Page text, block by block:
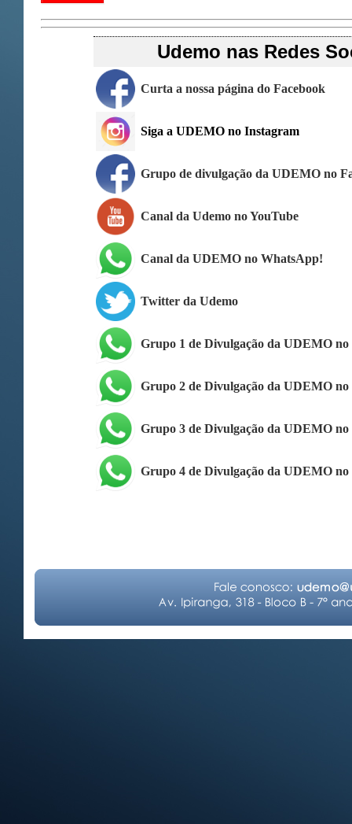
Udemo nas Redes
Curta a nossa página do Facebook
Siga a UDEMO no Instagram
Grupo de divulgação da UDEMO no
Canal da Udemo no YouTube
Canal da UDEMO no WhatsApp!
Twitter da Udemo
Grupo 1 de Divulgação da UDEMO
Grupo 2 de Divulgação da UDEMO
Grupo 3 de Divulgação da UDEMO
Grupo 4 de Divulgação da UDEMO